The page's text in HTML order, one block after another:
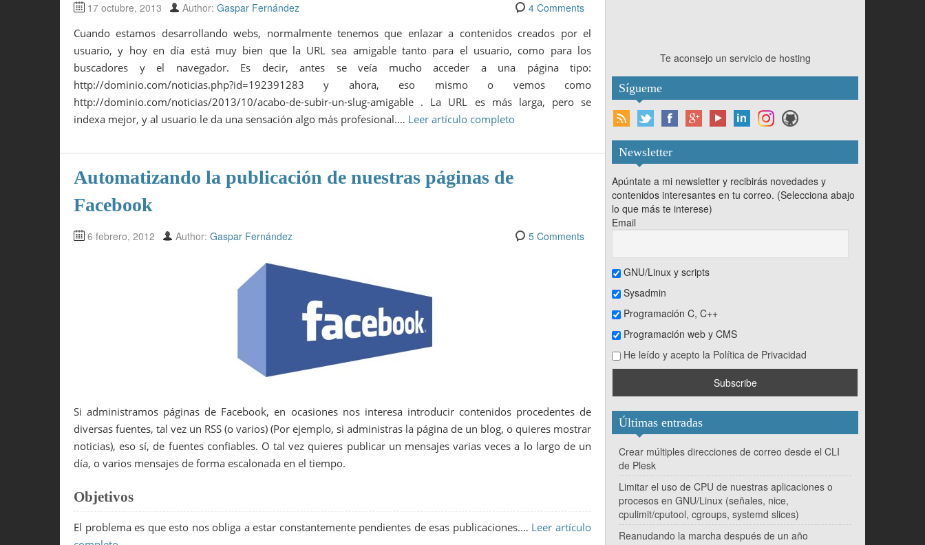
17 octubre, 2013 Author: Gaspar Fernández
4 Comments
Cuando estamos desarrollando webs, normalmente tenemos que enlazar a contenidos creados por el
usuario, y hoy en día está muy bien que la URL sea amigable tanto para el usuario, como para los
buscadores y el navegador. Es decir, antes se veía mucho acceder a una página tipo:
http://dominio.com/noticias.php?id=192391283 y ahora, eso mismo o vemos como
http://dominio.com/noticias/2013/10/acabo-de-subir-un-slug-amigable . La URL es más larga, pero se
indexa mejor, y al usuario le da una sensación algo más profesional.… Leer artículo completo
Automatizando la publicación de nuestras páginas de
Facebook
6 febrero, 2012 Author: Gaspar Fernández 5 Comments
Si administramos páginas de Facebook, en ocasiones nos interesa introducir contenidos procedentes de
diversas fuentes, tal vez un RSS (o varios) (Por ejemplo, si administras la página de un blog, o quieres mostrar
noticias), eso sí, de fuentes confiables. O tal vez quieres publicar un mensajes varias veces a lo largo de un
día, o varios mensajes de forma escalonada en el tiempo.
Objetivos
El problema es que esto nos obliga a estar constantemente pendientes de esas publicaciones.… Leer artículo
Te aconsejo un servicio de hosting
Sígueme
Newsletter
Apúntate a mi newsletter y recibirás novedades y
contenidos interesantes en tu correo. (Selecciona abajo
lo que más te interese)
Email
GNU/Linux y scripts
Sysadmin
Programación C, C++
Programación web y CMS
He leído y acepto la Política de Privacidad
Últimas entradas
Crear múltiples direcciones de correo desde el CLI
de Plesk
Limitar el uso de CPU de nuestras aplicaciones o
procesos en GNU/Linux (señales, nice,
cpulimit/cputool, cgroups, systemd slices)
Reanudando la marcha después de un año